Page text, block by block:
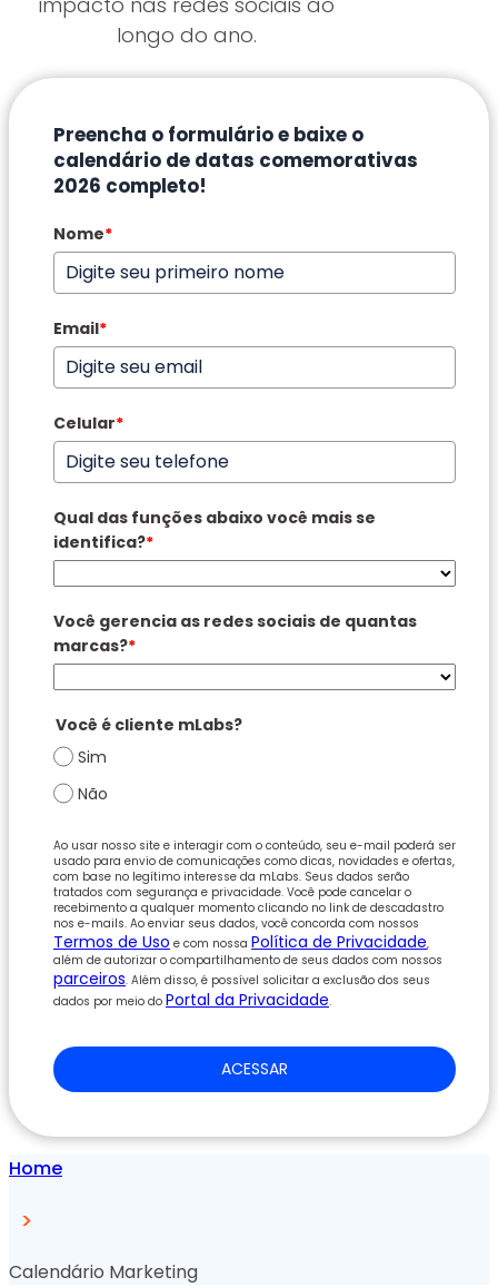
longo do ano.
Preencha o formulário e baixe o
calendário de datas comemorativas
2026 completo!
Nome*
Email*
Celular*
Qual das funções abaixo você mais se
identifica?*
Você gerencia as redes sociais de quantas
marcas?*
Você é cliente mLabs?
Sim
Não
Ao usar nosso site e interagir com o conteúdo, seu e-mail poderá ser
usado para envio de comunicações como dicas, novidades e ofertas,
com base no legítimo interesse da mLabs. Seus dados serão
tratados com segurança e privacidade. Você pode cancelar o
recebimento a qualquer momento clicando no link de descadastro
nos e-mails. Ao enviar seus dados, você concorda com nossos
Termos de Uso e com nossa Política de Privacidade,
além de autorizar o compartilhamento de seus dados com nossos
parceiros. Além disso, é possível solicitar a exclusão dos seus
dados por meio do Portal da Privacidade.
ACESSAR
Home
>
Calendário Marketing